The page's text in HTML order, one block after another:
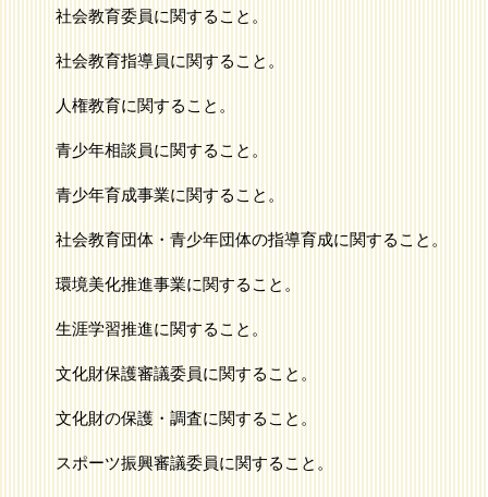
社会教育委員に関すること。
社会教育指導員に関すること。
人権教育に関すること。
青少年相談員に関すること。
青少年育成事業に関すること。
社会教育団体・青少年団体の指導育成に関すること。
環境美化推進事業に関すること。
生涯学習推進に関すること。
文化財保護審議委員に関すること。
文化財の保護・調査に関すること。
スポーツ振興審議委員に関すること。